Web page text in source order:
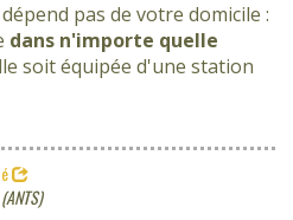
pas de votre domicile :
dans n'importe quelle
soit équipée d'une station